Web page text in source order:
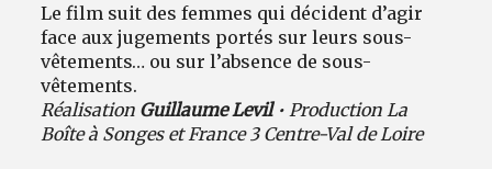
Le film suit des femmes qui décident d’agir
face aux jugements portés sur leurs sous-
vêtements… ou sur l’absence de sous-
vêtements.
Réalisation Guillaume Levil• Production La
Boîte à Songes et France 3 Centre-Val de Loire